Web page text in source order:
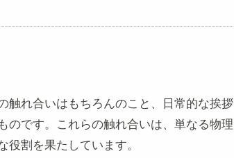
触れ合いはもちろんのこと、日常的な挨拶
のです。これらの触れ合いは、単なる物理
割を果たしています。